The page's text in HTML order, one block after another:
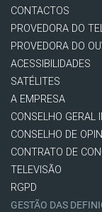
CONTACTOS
PROVEDORA DO
PROVEDORA DO
ACESSIBILIDADES
SATÉLITES
A EMPRESA
CONSELHO GERAL
CONSELHO DE
CONTRATO DE
TELEVISÃO
RGPD
GESTÃO DAS